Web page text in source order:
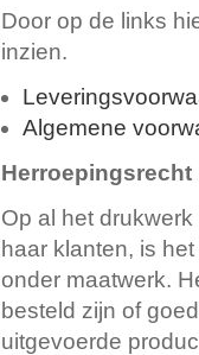
Door op de links
inzien.
Algemene
Herroepingsrecht
Op al het
haar klanten, is
onder maatwerk.
besteld zijn of
uitgevoerde